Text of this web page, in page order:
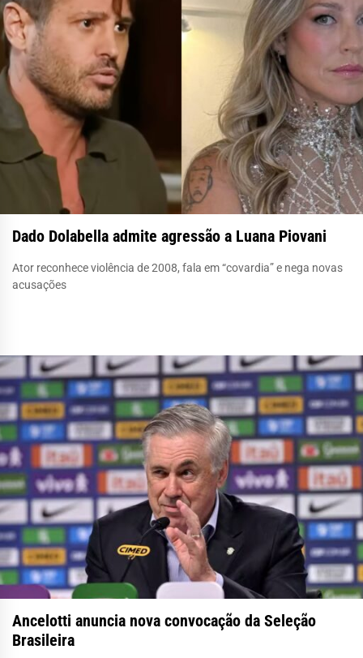
Dado Dolabella admite agressão a Luana Piovani
Ator reconhece violência de 2008, fala em “covardia” e nega novas
acusações
Ancelotti anuncia nova convocação da Seleção
Brasileira